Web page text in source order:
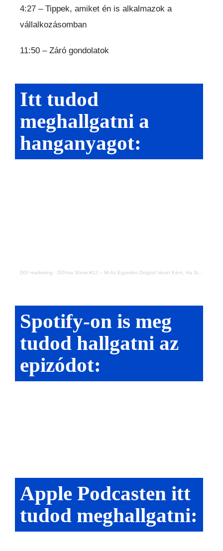
4:27 – Tippek, amiket én is alkalmazok a
vállalkozásomban
11:50 – Záró gondolatok
Itt tudod
meghallgatni a
hanganyagot:
DO! marketing · DO!ma Show #12 – Mi Az Egyetlen Dolgod Vezet Ként, Ha Sikeres Céget És Szárnyaló Csapatot Akarsz
Spotify-on is meg
tudod hallgatni az
epizódot:
Apple Podcasten itt
tudod meghallgatni: